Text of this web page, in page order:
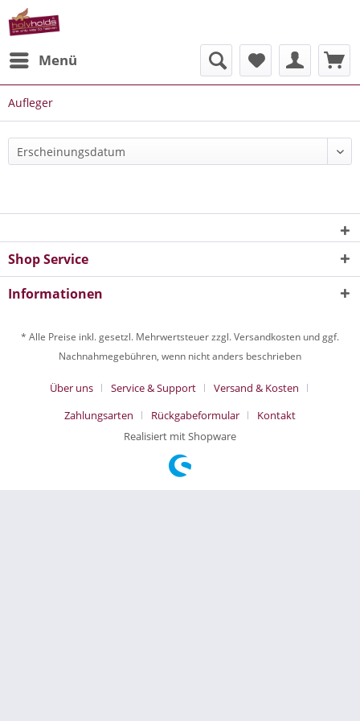
Menü
Aufleger
Shop Service
Informationen
* Alle Preise inkl. gesetzl. Mehrwertsteuer zzgl. Versandkosten und ggf.
Nachnahmegebühren, wenn nicht anders beschrieben
Über uns Service & Support
Versand & Kosten
Zahlungsarten
Rückgabeformular
Kontakt
Realisiert mit Shopware